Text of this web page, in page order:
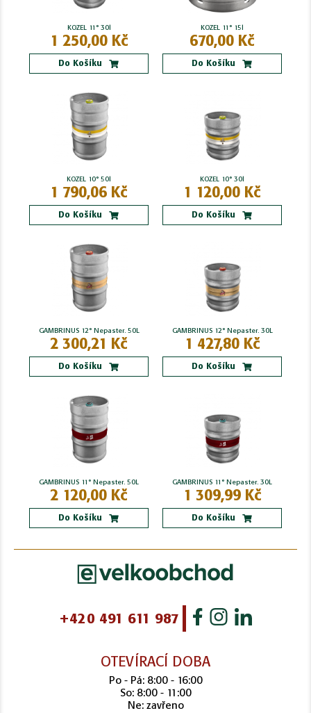
KOZEL 11° 30l
1 250,00 Kč
Do Košíku
KOZEL 11° 15l
670,00 Kč
Do Košíku
KOZEL 10° 50l
1 790,06 Kč
Do Košíku
KOZEL 10° 30l
1 120,00 Kč
Do Košíku
GAMBRINUS 12° Nepaster. 50L
2 300,21 Kč
Do Košíku
GAMBRINUS 12° Nepaster. 30L
1 427,80 Kč
Do Košíku
GAMBRINUS 11° Nepaster. 50L
2 120,00 Kč
Do Košíku
GAMBRINUS 11° Nepaster. 30L
1 309,99 Kč
Do Košíku
+420 491 611 987
OTEVÍRACÍ DOBA
Po - Pá: 8:00 - 16:00
So: 8:00 - 11:00
Ne: zavřeno